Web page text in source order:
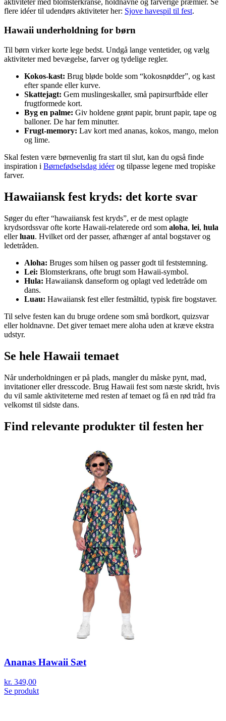
flere idéer til udendørs aktiviteter her: Sjove havespil til fest.
Hawaii underholdning for børn
Til børn virker korte lege bedst. Undgå lange ventetider, og vælg
aktiviteter med bevægelse, farver og tydelige regler.
Kokos-kast: Brug bløde bolde som “kokosnødder”, og kast
efter spande eller kurve.
Skattejagt: Gem muslingeskaller, små papirsurfbåde eller
frugtformede kort.
Byg en palme: Giv holdene grønt papir, brunt papir, tape og
balloner. De har fem minutter.
Frugt-memory: Lav kort med ananas, kokos, mango, melon
og lime.
Skal festen være børnevenlig fra start til slut, kan du også finde
inspiration i Børnefødselsdag idéerog tilpasse legene med tropiske
farver.
Hawaiiansk fest kryds: det korte svar
Søger du efter “hawaiiansk fest kryds”, er de mest oplagte
krydsordssvar ofte korte Hawaii-relaterede ord som aloha, lei, hula
ellerluau. Hvilket ord der passer, afhænger af antal bogstaver og
ledetråden.
Aloha: Bruges som hilsen og passer godt til feststemning.
Lei: Blomsterkrans, ofte brugt som Hawaii-symbol.
Hula: Hawaiiansk danseform og oplagt ved ledetråde om
dans.
Luau: Hawaiiansk fest eller festmåltid, typisk fire bogstaver.
Til selve festen kan du bruge ordene som små bordkort, quizsvar
eller holdnavne. Det giver temaet mere aloha uden at kræve ekstra
udstyr.
Se hele Hawaii temaet
Når underholdningen er på plads, mangler du måske pynt, mad,
invitationer eller dresscode. Brug Hawaii fest som næste skridt, hvis
du vil samle aktiviteterne med resten af temaet og få en rød tråd fra
velkomst til sidste dans.
Find relevante produkter til festen her
Ananas Hawaii Sæt
kr. 349,00
Se produkt